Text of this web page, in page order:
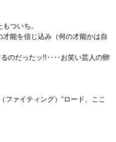
ついち。
能を信じ込み（何の才能かは自
るのだったッ!!‥‥お笑い芸人の卵
ファイティング）”ロード、ここ